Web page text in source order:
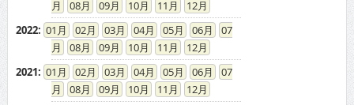
08
09 10 11
12
2022: 01 02 03 04 05 06
07
08
09 10 11
12
2021: 01 02 03 04 05 06
07
08
09 10 11
12